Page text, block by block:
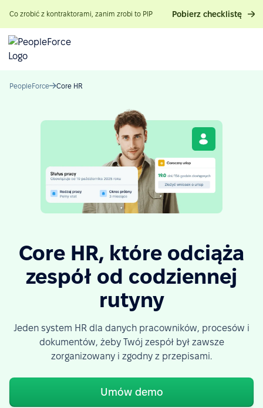
Co zrobić z kontraktorami, zanim zrobi to PIP Pobierz checklistę
PeopleForce Core HR
Core HR, które odciąża
zespół od codziennej
rutyny
Jeden system HR dla danych pracowników, procesów i
dokumentów, żeby Twój zespół był zawsze
zorganizowany i zgodny z przepisami.
Umów demo